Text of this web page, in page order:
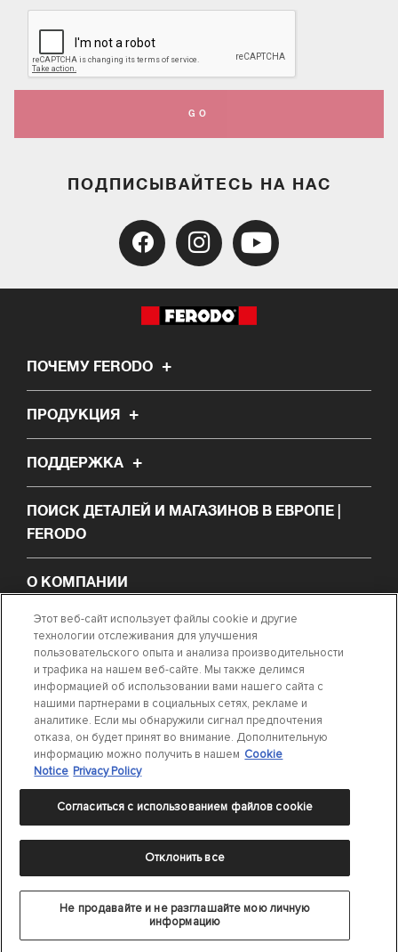
GO
ПОДПИСЫВАЙТЕСЬ НА НАС
ПОЧЕМУ FERODO
ПРОДУКЦИЯ
ПОДДЕРЖКА
ПОИСК ДЕТАЛЕЙ И МАГАЗИНОВ В ЕВРОПЕ |
FERODO
О КОМПАНИИ
НОВОСТИ
ПОИСК ТРЕБУЕМОЙ ДЕТАЛИ
СВЯЖИТЕСЬ С НАМИ
Положение о конфиденциальности
©2024 DRiV Automotive Inc. или одна из дочерних компаний в одной и
более странах.
ООО «Федерал-Могул ВиСиЭс»
Адрес: 125445, Москва, ул. Смольная 24Д
Этот веб-сайт использует файлы cookie и другие
технологии отслеживания для улучшения
пользовательского опыта и анализа производительности
и трафика на нашем веб-сайте. Мы также делимся
информацией об использовании вами нашего сайта с
нашими партнерами в социальных сетях, рекламе и
аналитике. Если мы обнаружили сигнал предпочтения
отказа, он будет принят во внимание. Дополнительную
информацию можно получить в нашем Cookie
Notice Privacy Policy
Не продавайте и не разглашайте мою личную
информацию
Отклонить все
Согласиться с использованием файлов cookie